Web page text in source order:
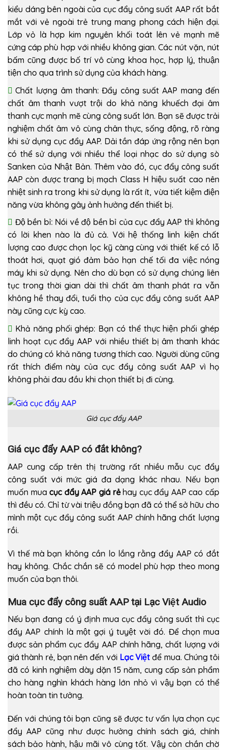
kiểu dáng bên ngoài của cục đẩy công suất AAP rất bắt
mắt với vẻ ngoài trẻ trung mang phong cách hiện đại.
Lớp vỏ là hợp kim nguyên khối toát lên vẻ mạnh mẽ
cứng cáp phù hợp với nhiều không gian. Các nút vặn, nút
bấm cũng được bố trí vô cùng khoa học, hợp lý, thuận
tiện cho qua trình sử dụng của khách hàng.
Chất lượng âm thanh: Đẩy công suất AAP mang đến
chất âm thanh vượt trội do khả năng khuếch đại âm
thanh cực mạnh mẽ cùng công suất lớn. Bạn sẽ được trải
nghiệm chất âm vô cùng chân thực, sống động, rõ ràng
khi sử dụng cục đẩy AAP. Dải tần đáp ứng rộng nên bạn
có thể sử dụng với nhiều thể loại nhạc do sử dụng sò
Sanken của Nhật Bản. Thêm vào đó, cục đẩy công suất
AAP còn được trang bị mạch Class H hiệu suất cao nên
nhiệt sinh ra trong khi sử dụng là rất ít, vừa tiết kiệm điện
năng vừa không gây ảnh hưởng đến thiết bị.
Độ bền bỉ: Nói về độ bền bỉ của cục đẩy AAP thì không
có lời khen nào là đủ cả. Với hệ thống linh kiện chất
lượng cao được chọn lọc kỹ càng cùng với thiết kế có lỗ
thoát hơi, quạt gió đảm bảo hạn chế tối đa việc nóng
máy khi sử dụng. Nên cho dù bạn có sử dụng chúng liên
tục trong thời gian dài thì chất âm thanh phát ra vẫn
không hề thay đổi, tuổi thọ của cục đẩy công suất AAP
này cũng cực kỳ cao.
Khả năng phối ghép: Bạn có thể thực hiện phối ghép
linh hoạt cục đẩy AAP với nhiều thiết bị âm thanh khác
do chúng có khả năng tương thích cao. Người dùng cũng
rất thích điểm này của cục đẩy công suất AAP vì họ
không phải đau đầu khi chọn thiết bị đi cùng.
Giá cục đẩy AAP
Giá cục đẩy AAP có đắt không?
AAP cung cấp trên thị trường rất nhiều mẫu cục đẩy
công suất với mức giá đa dạng khác nhau. Nếu bạn
muốn muacục đẩy AAP giá rẻhay cục đẩy AAP cao cấp
thì đều có. Chỉ từ vài triệu đồng bạn đã có thể sở hữu cho
mình một cục đẩy công suất AAP chính hãng chất lượng
rồi.
Vì thế mà bạn không cần lo lắng rằng đẩy AAP có đắt
hay không. Chắc chắn sẽ có model phù hợp theo mong
muốn của bạn thôi.
Mua cục đẩy công suất AAP tại Lạc Việt Audio
Nếu bạn đang có ý định mua cục đẩy công suất thì cục
đẩy AAP chính là một gợi ý tuyệt vời đó. Để chọn mua
được sản phẩm cục đẩy AAP chính hãng, chất lượng với
giá thành rẻ, bạn nên đến với Lạc Việt để mua. Chúng tôi
đã có kinh nghiệm dày dặn 15 năm, cung cấp sản phẩm
cho hàng nghìn khách hàng lớn nhỏ vì vậy bạn có thể
hoàn toàn tin tưởng.
Đến với chúng tôi bạn cũng sẽ được tư vấn lựa chọn cục
đẩy AAP cũng như được hưởng chính sách giá, chính
sách bảo hành, hậu mãi vô cùng tốt. Vậy còn chần chờ